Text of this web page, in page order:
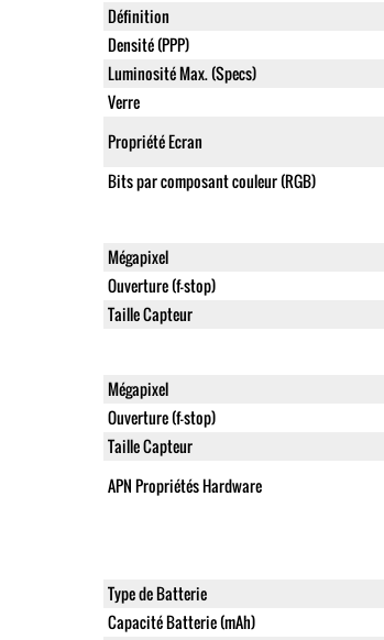
Définition
Densité (PPP)
Luminosité Max. (Specs)
Verre
Propriété Ecran
Bits par composant couleur (RGB)
Mégapixel
Ouverture (f-stop)
Taille Capteur
Mégapixel
Ouverture (f-stop)
Taille Capteur
APN Propriétés Hardware
Type de Batterie
Capacité Batterie (mAh)